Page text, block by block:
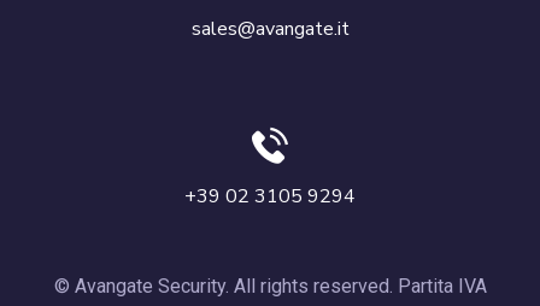
sales@avangate.it
+39 02 3105 9294
© Avangate Security. All rights reserved. Partita IVA